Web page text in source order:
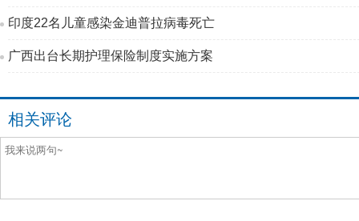
印度22名儿童感染金迪普拉病毒死亡
广西出台长期护理保险制度实施方案
相关评论